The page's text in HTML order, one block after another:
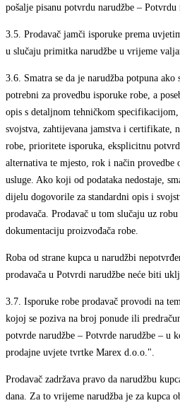
pošalje pisanu potvrdu narudžbe – Potvrdu
3.5. Prodavač jamči isporuke prema
u slučaju primitka narudžbe u vrijeme
3.6. Smatra se da je narudžba potpuna
potrebni za provedbu isporuke robe, a
opis s detaljnom tehničkom
svojstva, zahtijevana jamstva i certifikate,
robe, prioritete isporuka, eksplicitnu
alternativa te mjesto, rok i način provedbe
usluge. Ako koji od podataka nedostaje,
dijelu dogovorile za standardni opis i
prodavača. Prodavač u tom slučaju uz
dokumentaciju proizvođača robe.
Roba od strane kupca u narudžbi
prodavača u Potvrdi narudžbe neće biti
3.7. Isporuke robe prodavač provodi na
kojoj se poziva na broj ponude ili
potvrde narudžbe – Potvrde narudžbe – u
prodajne uvjete tvrtke Marex d.o.o.".
Prodavač zadržava pravo da narudžbu
dana. Za to vrijeme narudžba je za kupca